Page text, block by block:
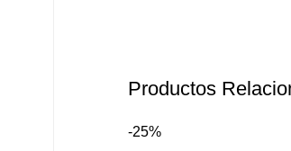
Productos
-25%